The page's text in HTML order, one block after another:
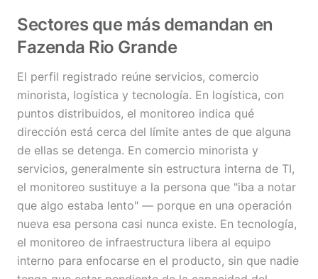
Sectores que más demandan en
Fazenda Rio Grande
El perfil registrado reúne servicios, comercio
minorista, logística y tecnología. En logística, con
puntos distribuidos, el monitoreo indica qué
dirección está cerca del límite antes de que alguna
de ellas se detenga. En comercio minorista y
servicios, generalmente sin estructura interna de TI,
el monitoreo sustituye a la persona que "iba a notar
que algo estaba lento" — porque en una operación
nueva esa persona casi nunca existe. En tecnología,
el monitoreo de infraestructura libera al equipo
interno para enfocarse en el producto, sin que nadie